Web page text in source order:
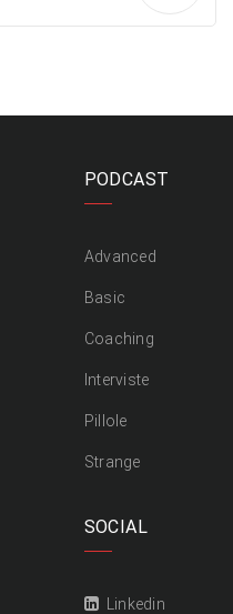
PODCAST
Advanced
Basic
Coaching
Interviste
Pillole
Strange
SOCIAL
Linkedin